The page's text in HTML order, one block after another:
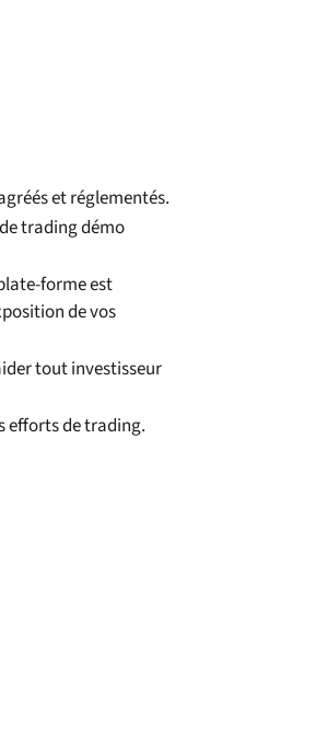
et réglementés.
trading démo
forme est
de vos
tout investisseur
efforts de trading.